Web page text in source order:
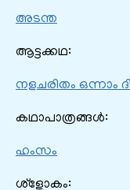
അടന്ത
ആട്ടക്കഥ:
നളചരിതം ഒന്നാം
കഥാപാത്രങ്ങൾ:
ഹംസം
ശ്ളോകം: